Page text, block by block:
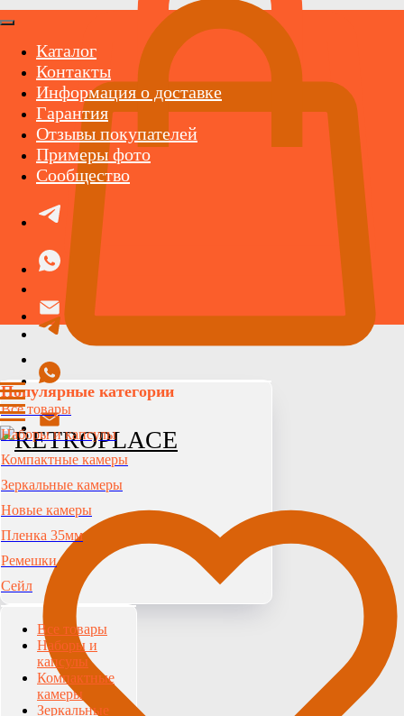
Каталог
Контакты
Информация о доставке
Гарантия
Отзывы покупателей
Примеры фото
Сообщество
Популярные категории
Все товары
Наборы и капсулы
Компактные камеры
Зеркальные камеры
Новые камеры
Пленка 35мм
Ремешки
Сейл
Все товары
Наборы и
капсулы
Компактные
камеры
Зеркальные